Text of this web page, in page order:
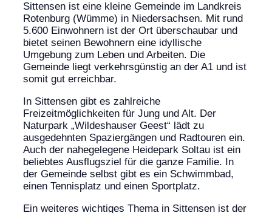
Sittensen ist eine kleine Gemeinde im Landkreis
Rotenburg (Wümme) in Niedersachsen. Mit rund
5.600 Einwohnern ist der Ort überschaubar und
bietet seinen Bewohnern eine idyllische
Umgebung zum Leben und Arbeiten. Die
Gemeinde liegt verkehrsgünstig an der A1 und ist
somit gut erreichbar.
In Sittensen gibt es zahlreiche
Freizeitmöglichkeiten für Jung und Alt. Der
Naturpark „Wildeshauser Geest“ lädt zu
ausgedehnten Spaziergängen und Radtouren ein.
Auch der nahegelegene Heidepark Soltau ist ein
beliebtes Ausflugsziel für die ganze Familie. In
der Gemeinde selbst gibt es ein Schwimmbad,
einen Tennisplatz und einen Sportplatz.
Ein weiteres wichtiges Thema in Sittensen ist der